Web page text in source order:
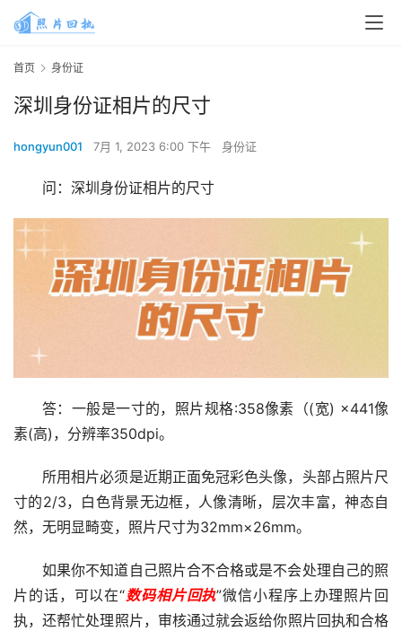
首页 身份证
深圳身份证相片的尺寸
hongyun001 7月 1, 2023 6:00 下午 身份证
问：深圳身份证相片的尺寸
答：一般是一寸的，照片规格:358像素（(宽) ×441像
素(高)，分辨率350dpi。
所用相片必须是近期正面免冠彩色头像，头部占照片尺
寸的2/3，白色背景无边框，人像清晰，层次丰富，神态自
然，无明显畸变，照片尺寸为32mm×26mm。
如果你不知道自己照片合不合格或是不会处理自己的照
片的话，可以在“数码相片回执”微信小程序上办理照片回
执，还帮忙处理照片，审核通过就会返给你照片回执和合格